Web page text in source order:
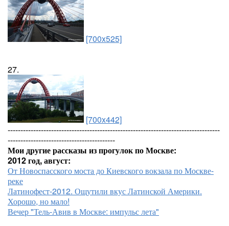
[700x525]
27.
[700x442]
-----------------------------------------------------------------------------------
------------------------------------------
Мои другие рассказы из прогулок по Москве:
2012 год, август:
От Новоспасского моста до Киевского вокзала по Москве-
реке
Латинофест-2012. Ощутили вкус Латинской Америки.
Хорошо, но мало!
Вечер "Тель-Авив в Москве: импульс лета"